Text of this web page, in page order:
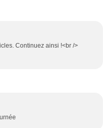
Continuez ainsi !<br />